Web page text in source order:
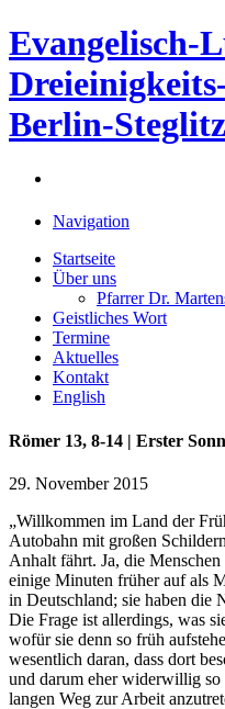
Evangelisch-
Berlin-Steglitz
Navigation
Startseite
Über uns
Pfarrer Dr.
Geistliches Wort
Termine
Aktuelles
Kontakt
English
Römer 13, 8-14 | Erster
29. November 2015
„Willkommen im Land der
Autobahn mit großen
Anhalt fährt. Ja, die
einige Minuten früher auf als
in Deutschland; sie haben die
Die Frage ist allerdings, was
wofür sie denn so früh
wesentlich daran, dass dort
und darum eher widerwillig so
langen Weg zur Arbeit